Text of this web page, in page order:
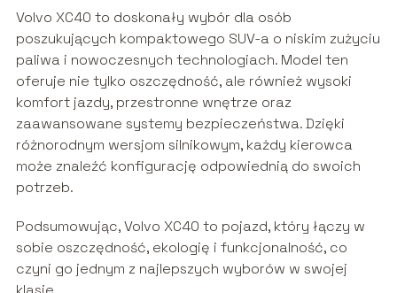
Volvo XC40 to doskonały wybór dla osób
poszukujących kompaktowego SUV-a o niskim zużyciu
paliwa i nowoczesnych technologiach. Model ten
oferuje nie tylko oszczędność, ale również wysoki
komfort jazdy, przestronne wnętrze oraz
zaawansowane systemy bezpieczeństwa. Dzięki
różnorodnym wersjom silnikowym, każdy kierowca
może znaleźć konfigurację odpowiednią do swoich
potrzeb.
Podsumowując, Volvo XC40 to pojazd, który łączy w
sobie oszczędność, ekologię i funkcjonalność, co
czyni go jednym z najlepszych wyborów w swojej